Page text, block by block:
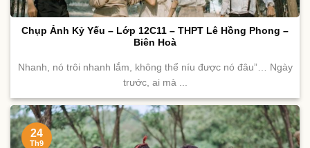
Chụp Ảnh Kỷ Yếu – Lớp 12C11 – THPT Lê Hồng Phong –
Biên Hoà
Nhanh, nó trôi nhanh lắm, không thể níu được nó đâu”… Ngày
trước, ai mà ...
24
Th9